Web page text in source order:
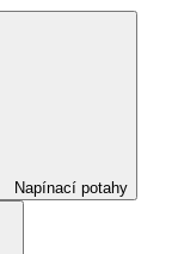
Napínací potahy